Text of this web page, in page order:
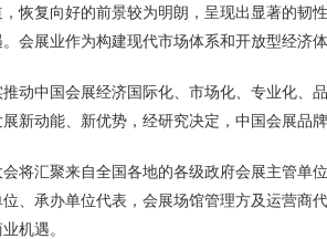
，恢复向好的前景较为明朗，呈现出显著的韧
会展业作为构建现代市场体系和开放型经济
推动中国会展经济国际化、市场化、专业化、
新动能、新优势，经研究决定，中国会展品
将汇聚来自全国各地的各级政府会展主管单
、承办单位代表，会展场馆管理方及运营商
机遇。